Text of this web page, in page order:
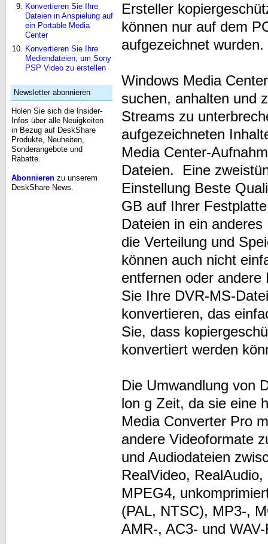
Konvertieren Sie Ihre
Dateien in Anspielung auf
ein Portable Media
Center
Konvertieren Sie Ihre
Mediendateien, um Sony
PSP Video zu erstellen
Newsletter abonnieren
Holen Sie sich die Insider-
Infos über alle Neuigkeiten
in Bezug auf DeskShare
Produkte, Neuheiten,
Sonderangebote und
Rabatte.
Abonnieren zu unserem
DeskShare News.
Ersteller
können nur auf dem
aufgezeichnet wurden.
Windows Media
suchen, anhalten und
Streams zu
aufgezeichneten
Media Center-
Dateien. Eine
Einstellung Beste
GB auf Ihrer
Dateien in ein
die Verteilung und
können auch nicht
entfernen oder
Sie Ihre DVR-MS-
konvertieren, das
Sie, dass
konvertiert werden
Die Umwandlung von
lon g Zeit, da sie eine
Media Converter Pro
andere Videoformate
und Audiodateien
RealVideo,
MPEG4,
(PAL, NTSC), MP3-,
AMR-, AC3- und